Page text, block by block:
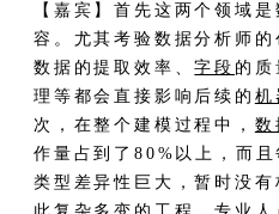
【嘉宾】首先这两个领域
容。尤其考验数据分析师的
数据的提取效率、字段 的质
理等都会直接影响后续的 机
次，在整个建模过程中， 数
作量占到了80%以上，而
类型差异性巨大，暂时没